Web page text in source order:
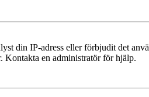
din IP-adress eller förbjudit det
Kontakta en administratör för hjälp.